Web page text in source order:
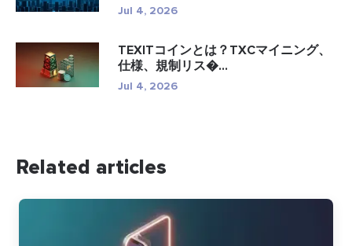
Jul 4, 2026
TEXITコインとは？TXCマイニング、
仕様、規制リス�...
Jul 4, 2026
Related articles